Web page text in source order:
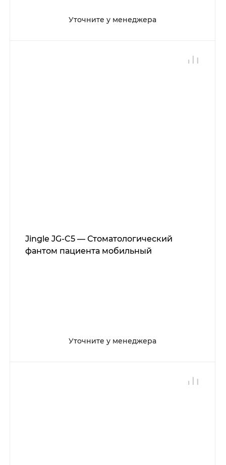
Уточните у менеджера
Jingle JG-C5 — Стоматологический
фантом пациента мобильный
Уточните у менеджера